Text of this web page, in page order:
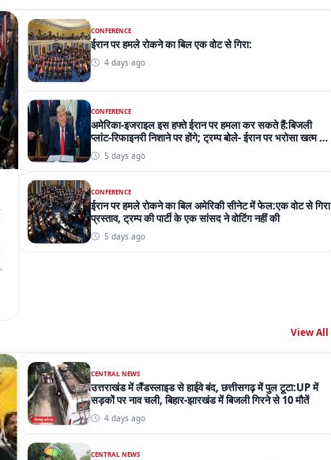
CONFERENCE
ईरान पर हमले रोकने का बिल एक वोट से गिरा:
4 days ago
CONFERENCE
अमेरिका-इजराइल इस हफ्ते ईरान पर हमला कर सकते हैं:बिजली
प्लांट-रिफाइनरी निशाने पर होंगे; ट्रम्प बोले- ईरान पर भरोसा खत्म हो
रहा 5 days ago
CONFERENCE
ईरान पर हमले रोकने का बिल अमेरिकी सीनेट में फेल:एक वोट से गिरा
प्रस्ताव, ट्रम्प की पार्टी के एक सांसद ने वोटिंग नहीं की
5 days ago
View All
CENTRAL NEWS
उत्तराखंड में लैंडस्लाइड से हाईवे बंद, छत्तीसगढ़ में पुल टूटा:UP में
सड़कों पर नाव चली, बिहार-झारखंड में बिजली गिरने से 10 मौतें
4 days ago
CENTRAL NEWS